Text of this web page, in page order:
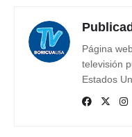
Página
televisión
Estados